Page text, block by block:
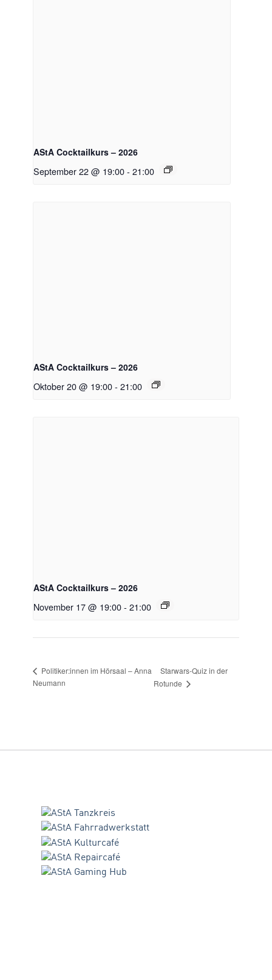
AStA Cocktailkurs – 2026
September 22 @ 19:00- 21:00
AStA Cocktailkurs – 2026
Oktober 20 @ 19:00- 21:00
AStA Cocktailkurs – 2026
November 17 @ 19:00- 21:00
Politiker:innen im Hörsaal – Anna
Neumann
Starwars-Quiz in der
Rotunde